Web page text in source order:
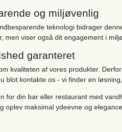
og miljøvenlig
teknologi bidrager
men viser også dit engagement i
garanteret
kvaliteten af ​​vores produkter.
blot kontakte os - vi finder en
for din bar eller restaurant med
oplev maksimal ydeevne og